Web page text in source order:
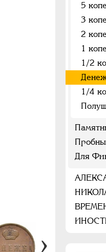
5
3
2
1
1/2
1/4
Для